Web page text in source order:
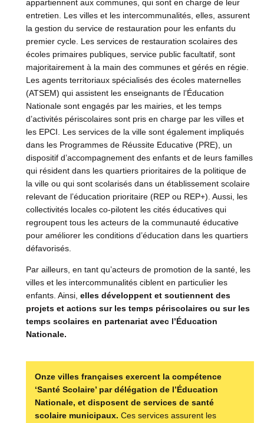
appartiennent aux communes, qui sont en charge de leur
entretien. Les villes et les intercommunalités, elles, assurent
la gestion du service de restauration pour les enfants du
premier cycle. Les services de restauration scolaires des
écoles primaires publiques, service public facultatif, sont
majoritairement à la main des communes et gérés en régie.
Les agents territoriaux spécialisés des écoles maternelles
(ATSEM) qui assistent les enseignants de l’Éducation
Nationale sont engagés par les mairies, et les temps
d’activités périscolaires sont pris en charge par les villes et
les EPCI. Les services de la ville sont également impliqués
dans les Programmes de Réussite Educative (PRE), un
dispositif d’accompagnement des enfants et de leurs familles
qui résident dans les quartiers prioritaires de la politique de
la ville ou qui sont scolarisés dans un établissement scolaire
relevant de l’éducation prioritaire (REP ou REP+). Aussi, les
collectivités locales co-pilotent les cités éducatives qui
regroupent tous les acteurs de la communauté éducative
pour améliorer les conditions d’éducation dans les quartiers
défavorisés.
Par ailleurs, en tant qu’acteurs de promotion de la santé, les
villes et les intercommunalités ciblent en particulier les
enfants. Ainsi, elles développent et soutiennent des
projets et actions sur les temps périscolaires ou sur les
temps scolaires en partenariat avec l’Éducation
Nationale.
Onze villes françaises exercent la compétence
‘Santé Scolaire’ par délégation de l’Éducation
Nationale, et disposent de services de santé
scolaire municipaux. Ces services assurent les